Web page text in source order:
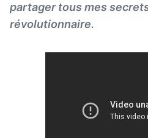
partager tous mes
révolutionnaire.